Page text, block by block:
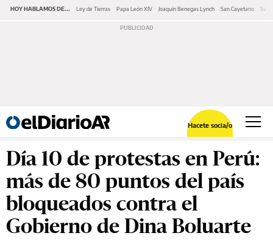
HOY HABLAMOS DE... Ley de Tierras Papa León XIV Joaquín Benegas Lynch San Cayetano
Hacete socia/o
Día 10 de protestas en Perú:
más de 80 puntos del país
bloqueados contra el
Gobierno de Dina Boluarte